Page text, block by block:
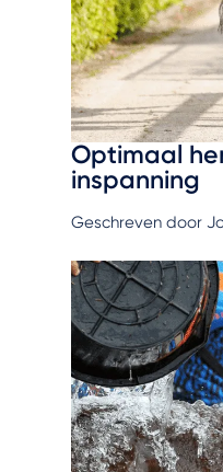
Optimaal
inspanning
Geschreven door